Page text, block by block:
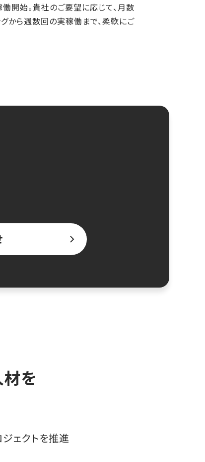
開始。貴社のご要望に応じて、月数
から週数回の実稼働まで、柔軟にご
を
ェクトを推進